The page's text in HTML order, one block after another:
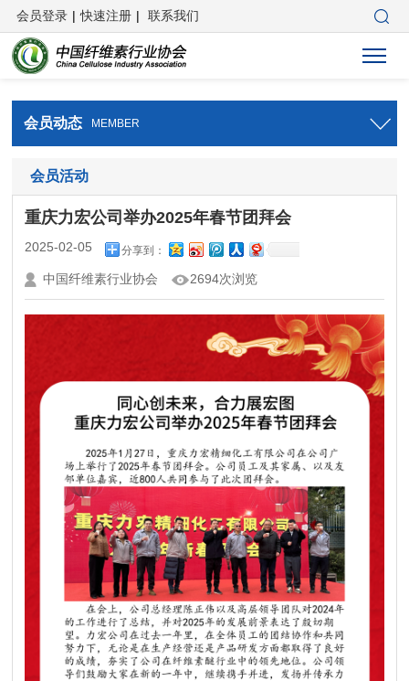
会员登录 | 快速注册 | 联系我们
会员动态 MEMBER
会员活动
重庆力宏公司举办2025年春节团拜会
2025-02-05 分享到：
中国纤维素行业协会 2694次浏览